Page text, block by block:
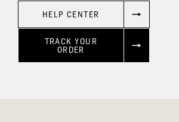
HELP CENTER
TRACK YOUR
ORDER